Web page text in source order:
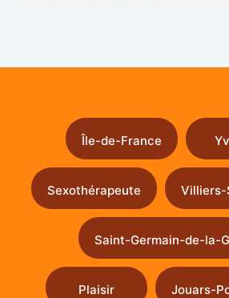
Île-de-France
Sexothérapeute Villiers-
Saint-Germain-de-la-
Plaisir Jouars-